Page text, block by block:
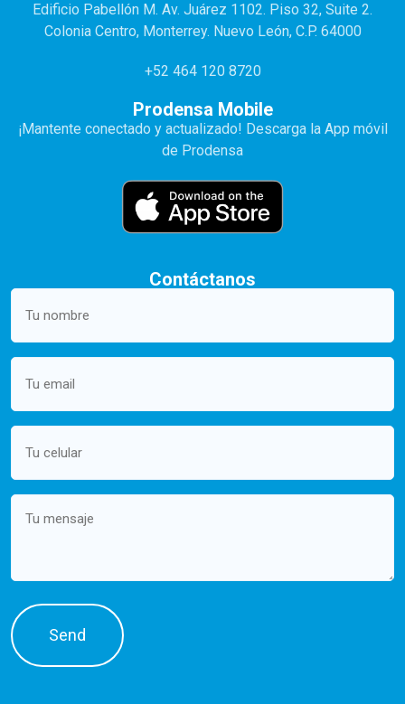
Edificio Pabellón M. Av. Juárez 1102. Piso 32, Suite 2.
Colonia Centro, Monterrey. Nuevo León, C.P. 64000
+52 464 120 8720
Prodensa Mobile
¡Mantente conectado y actualizado! Descarga la App móvil
de Prodensa
Contáctanos
Your
Email
Mobile
Message